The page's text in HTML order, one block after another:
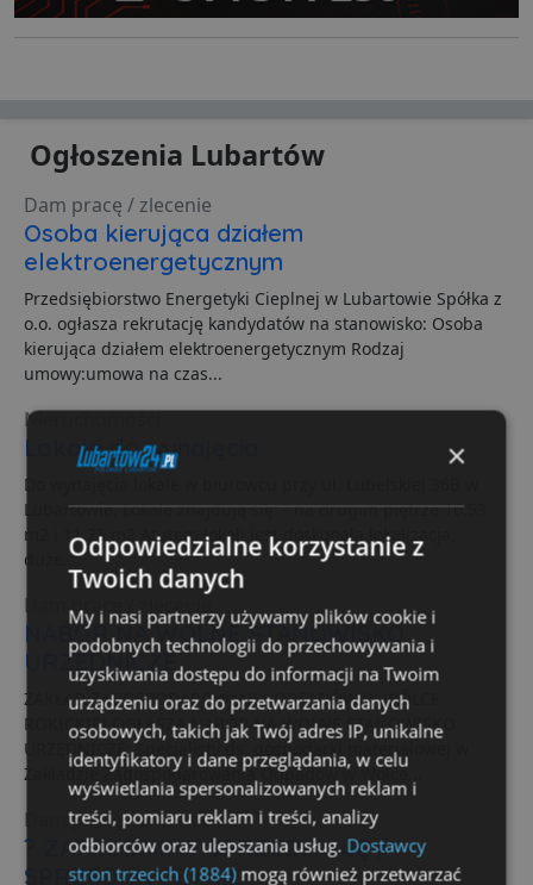
Ogłoszenia Lubartów
Dam pracę / zlecenie
Osoba kierująca działem
elektroenergetycznym
Przedsiębiorstwo Energetyki Cieplnej w Lubartowie Spółka z
o.o. ogłasza rekrutację kandydatów na stanowisko: Osoba
kierująca działem elektroenergetycznym Rodzaj
umowy:umowa na czas...
Nieruchomości
Lokale do wynajęcia
Do wynajęcia lokale w biurowcu przy ul. Lubelskiej 36B w
Lubartowie. Lokale znajdują się: - na drugim piętrze 16,53
m2 i 11,25 m2 Atutem lokali jest doskonała lokalizacja,
duże...
Dam pracę / zlecenie
NABÓR NA WOLNE STANOWISKO
URZĘDNICZE
ZAKŁAD ZAGOSPODAROWANIA ODPADÓW W WÓLCE
ROKICKIEJ OGŁASZA NABÓR NA WOLNE STANOWISKO
URZĘDNICZE: Specjalisty ds. gospodarki materiałowej w
Zakładzie Zagospodarowania Odpadów w Wólce...
Dam pracę / zlecenie
? ZATRUDNIMY SPRZEDAWCĘ /
SPRZEDAWCZYNIĘ
×
Odpowiedzialne korzystanie z
Twoich danych
My i nasi partnerzy używamy plików cookie i
podobnych technologii do przechowywania i
uzyskiwania dostępu do informacji na Twoim
urządzeniu oraz do przetwarzania danych
osobowych, takich jak Twój adres IP, unikalne
identyfikatory i dane przeglądania, w celu
wyświetlania spersonalizowanych reklam i
treści, pomiaru reklam i treści, analizy
odbiorców oraz ulepszania usług. Dostawcy
stron trzecich (1884)mogą również przetwarzać